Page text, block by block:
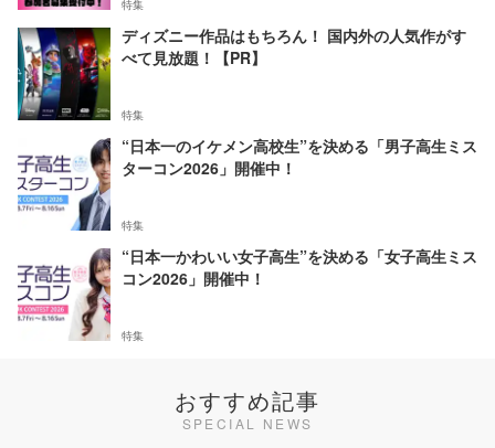
特集
ディズニー作品はもちろん！ 国内外の人気作がす
べて見放題！【PR】
特集
“日本一のイケメン高校生”を決める「男子高生ミス
ターコン2026」開催中！
特集
“日本一かわいい女子高生”を決める「女子高生ミス
コン2026」開催中！
特集
おすすめ記事
SPECIAL NEWS